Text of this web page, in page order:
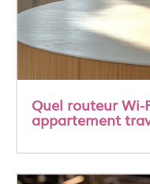
Quel routeur
appartement